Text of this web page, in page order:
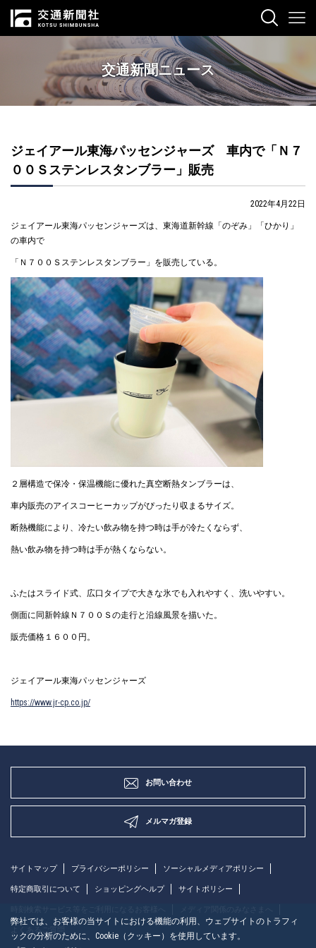
交通新聞ニュース
ジェイアール東海パッセンジャーズ 車内で「Ｎ７
００Ｓステンレスタンブラー」販売
2022年4月22日
ジェイアール東海パッセンジャーズは、東海道新幹線「のぞみ」「ひかり」
の車内で
「Ｎ７００Ｓステンレスタンブラー」を販売している。
２層構造で保冷・保温機能に優れた真空断熱タンブラーは、
車内販売のアイスコーヒーカップがぴったり収まるサイズ。
断熱機能により、冷たい飲み物を持つ時は手が冷たくならず、
熱い飲み物を持つ時は手が熱くならない。
ふたはスライド式、広口タイプで大きな氷でも入れやすく、洗いやすい。
側面に同新幹線Ｎ７００Ｓの走行と沿線風景を描いた。
販売価格１６００円。
ジェイアール東海パッセンジャーズ
https://www.jr-cp.co.jp/
お問い合わせ
メルマガ登録
サイトマップ プライバシーポリシー ソーシャルメディアポリシー
特定商取引について ショッピングヘルプ サイトポリシー
よくあるご質問
弊社では、お客様の当サイトにおける機能の利用、ウェブサイトのトラフィ
ックの分析のために、Cookie（クッキー）を使用しています。